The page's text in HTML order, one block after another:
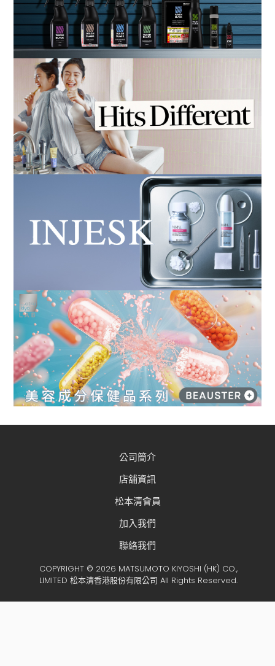
公司簡介
店舖資訊
松本清會員
加入我們
聯絡我們
COPYRIGHT © 2026 MATSUMOTO KIYOSHI (HK) CO.,
LIMITED 松本清香港股份有限公司 All Rights Reserved.